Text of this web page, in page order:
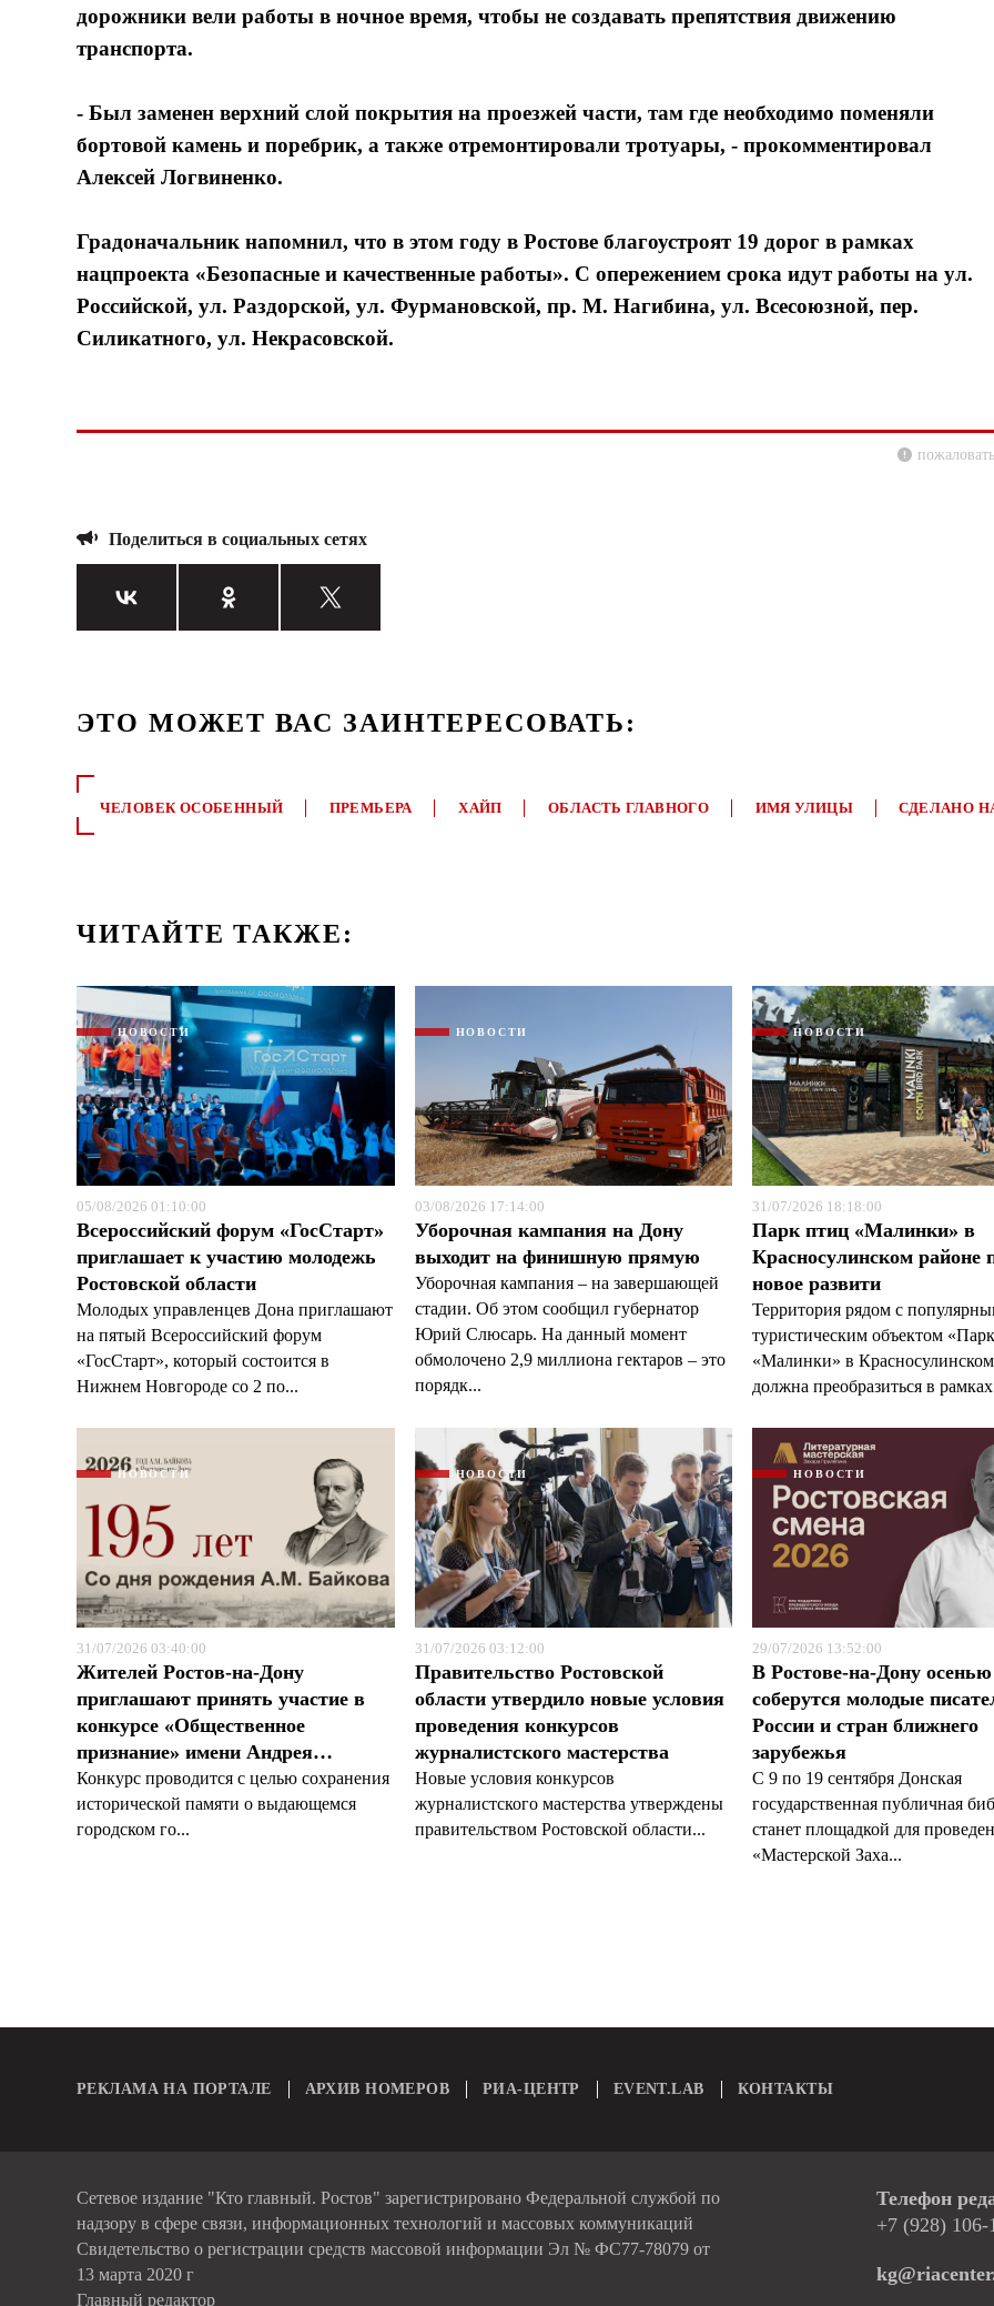
дорожники вели работы в ночное время, чтобы не создавать препятствия движению
транспорта.
- Был заменен верхний слой покрытия на проезжей части, там где необходимо поменяли
бортовой камень и поребрик, а также отремонтировали тротуары, - прокомментировал
Алексей Логвиненко.
Градоначальник напомнил, что в этом году в Ростове благоустроят 19 дорог в рамках
нацпроекта «Безопасные и качественные работы». С опережением срока идут работы на ул.
Российской, ул. Раздорской, ул. Фурмановской, пр. М. Нагибина, ул. Всесоюзной, пер.
Силикатного, ул. Некрасовской.
Поделиться в социальных сетях
ЭТО МОЖЕТ ВАС ЗАИНТЕРЕСОВАТЬ:
ЧЕЛОВЕК ОСОБЕННЫЙ ПРЕМЬЕРА ХАЙП ОБЛАСТЬ ГЛАВНОГО ИМЯ УЛИЦЫ СДЕЛАНО
ЧИТАЙТЕ ТАКЖЕ:
НОВОСТИ
05/08/2026 01:10:00
Всероссийский форум «ГосСтарт»
приглашает к участию молодежь
Ростовской области
Молодых управленцев Дона приглашают
на пятый Всероссийский форум
«ГосСтарт», который состоится в
Нижнем Новгороде со 2 по...
НОВОСТИ
03/08/2026 17:14:00
Уборочная кампания на Дону
выходит на финишную прямую
Уборочная кампания – на завершающей
стадии. Об этом сообщил губернатор
Юрий Слюсарь. На данный момент
обмолочено 2,9 миллиона гектаров – это
порядк...
НОВОСТИ
31/07/2026 18:18:00
Парк птиц «Малинки» в
Красносулинском районе
новое развити
Территория рядом с
туристическим объектом
«Малинки» в
должна преобразиться в
НОВОСТИ
31/07/2026 03:40:00
Жителей Ростов-на-Дону
приглашают принять участие в
конкурсе «Общественное
признание» имени Андрея…
Конкурс проводится с целью сохранения
исторической памяти о выдающемся
городском го...
НОВОСТИ
31/07/2026 03:12:00
Правительство Ростовской
области утвердило новые условия
проведения конкурсов
журналистского мастерства
Новые условия конкурсов
журналистского мастерства утверждены
правительством Ростовской области...
НОВОСТИ
29/07/2026 13:52:00
В Ростове-на-Дону осенью
соберутся молодые
России и стран ближнего
зарубежья
С 9 по 19 сентября Донская
государственная публичная
станет площадкой для
«Мастерской Заха...
Я согласен сполитикой конфиденциальности и защиты
РЕКЛАМА НА ПОРТАЛЕ АРХИВ НОМЕРОВ РИА-ЦЕНТР EVENT.LAB КОНТАКТЫ
Сетевое издание "Кто главный. Ростов" зарегистрировано Федеральной службой по
надзору в сфере связи, информационных технологий и массовых коммуникаций
Свидетельство о регистрации средств массовой информации Эл № ФС77-78079 от
13 марта 2020 г
Главный редактор
Телефон
+7 (928) 106-
Я согласен сполитикой конфиденциальности и защиты